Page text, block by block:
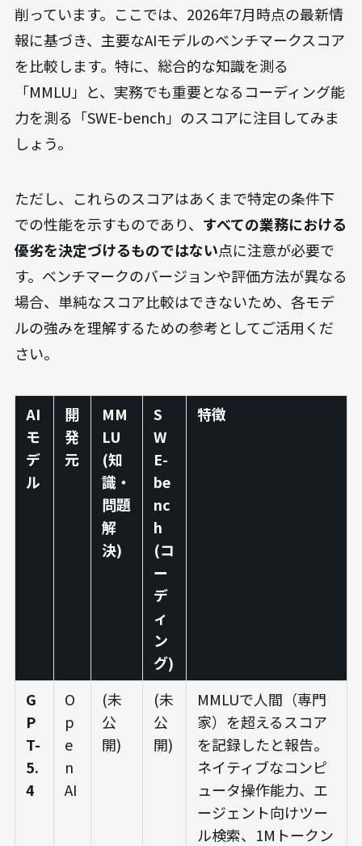
削っています。ここでは、2026年7月時点の最新情
報に基づき、主要なAIモデルのベンチマークスコア
を比較します。特に、総合的な知識を測る
「MMLU」と、実務でも重要となるコーディング能
力を測る「SWE-bench」のスコアに注目してみま
しょう。
ただし、これらのスコアはあくまで特定の条件下
での性能を示すものであり、 すべての業務における
優劣を決定づけるものではない点に注意が必要で
す。ベンチマークのバージョンや評価方法が異なる
場合、単純なスコア比較はできないため、各モデ
ルの強みを理解するための参考としてご活用くだ
さい。
AI
モ
デ
ル
開
発
元
MM
LU
(知
識・
問題
解
決)
S
W
E-
be
nc
h
(コ
ー
デ
ィ
ン
グ)
特徴
G
P
T-
5.
4
O
p
e
n
AI
(未
公
開)
(未
公
開)
MMLUで人間（専門
家）を超えるスコア
を記録したと報告。
ネイティブなコンピ
ュータ操作能力、エ
ージェント向けツー
ル検索、1Mトークン